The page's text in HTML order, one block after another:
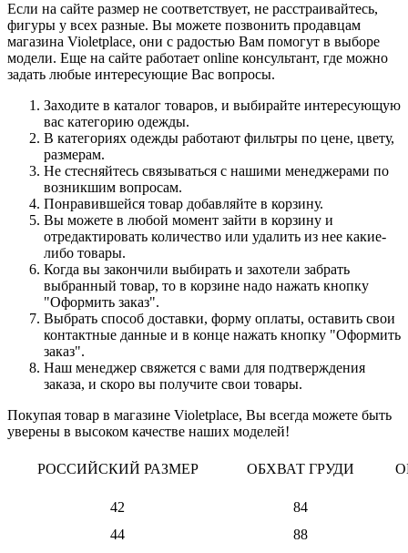
Если на сайте размер не соответствует, не расстраивайтесь,
фигуры у всех разные. Вы можете позвонить продавцам
магазина Violetplace, они с радостью Вам помогут в выборе
модели. Еще на сайте работает online консультант, где можно
задать любые интересующие Вас вопросы.
Заходите в каталог товаров, и выбирайте интересующую
вас категорию одежды.
В категориях одежды работают фильтры по цене, цвету,
размерам.
Не стесняйтесь связываться с нашими менеджерами по
возникшим вопросам.
Понравившейся товар добавляйте в корзину.
Вы можете в любой момент зайти в корзину и
отредактировать количество или удалить из нее какие-
либо товары.
Когда вы закончили выбирать и захотели забрать
выбранный товар, то в корзине надо нажать кнопку
"Оформить заказ".
Выбрать способ доставки, форму оплаты, оставить свои
контактные данные и в конце нажать кнопку "Оформить
заказ".
Наш менеджер свяжется с вами для подтверждения
заказа, и скоро вы получите свои товары.
Покупая товар в магазине Violetplace, Вы всегда можете быть
уверены в высоком качестве наших моделей!
РОССИЙСКИЙ РАЗМЕР ОБХВАТ ГРУДИ
42
84
44
88